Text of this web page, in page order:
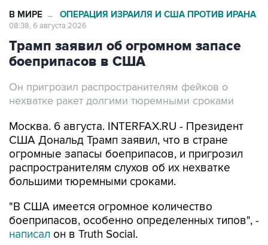
В МИРЕ → ОПЕРАЦИЯ ИЗРАИЛЯ И США ПРОТИВ ИРАНА
08:38, 6 августа 2026
Трамп заявил об огромном запасе
боеприпасов в США
Он пригрозил распространителям фейков о
нехватке ракет долгими тюремными сроками
Москва. 6 августа. INTERFAX.RU - Президент
США Дональд Трамп заявил, что в стране
огромные запасы боеприпасов, и пригрозил
распространителям слухов об их нехватке
большими тюремными сроками.
"В США имеется огромное количество
боеприпасов, особенно определенных типов", -
написал он в Truth Social.